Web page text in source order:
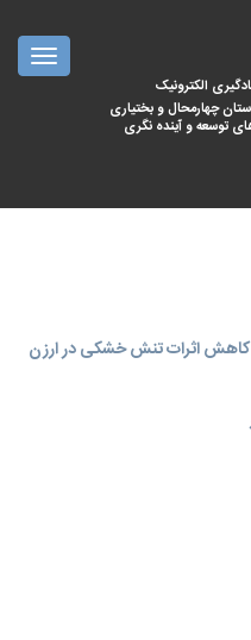
الکترونیک
چهارمحال و بختیاری
توسعه و آینده نگری
کاهش اثرات تنش خشکی در ارزن